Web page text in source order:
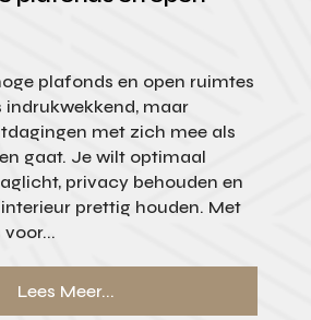
plafonds en open ruimtes
indrukwekkend, maar
met zich mee als
gaat. Je wilt optimaal
privacy behouden en
prettig houden. Met
Lees Meer...